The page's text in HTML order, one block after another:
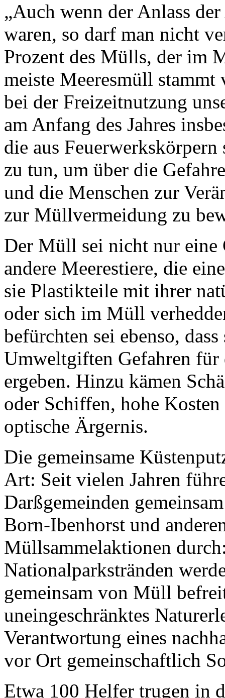
„Auch wenn der Anlass
waren, so darf man nicht
Prozent des Mülls, der im
meiste Meeresmüll
bei der Freizeitnutzung
am Anfang des Jahres
die aus
zu tun, um über die
und die Menschen zur
zur Müllvermeidung zu
Der Müll sei nicht nur eine
andere Meerestiere, die
sie Plastikteile mit ihrer
oder sich im Müll
befürchten sei ebenso,
Umweltgiften Gefahren für
ergeben. Hinzu kämen
oder Schiffen, hohe
optische Ärgernis.
Die gemeinsame
Art: Seit vielen Jahren
Darßgemeinden
Born-Ibenhorst und
Müllsammelaktionen
Nationalparkstränden
gemeinsam von Müll
uneingeschränktes
Verantwortung eines
vor Ort gemeinschaftlich
Etwa 100 Helfer trugen in